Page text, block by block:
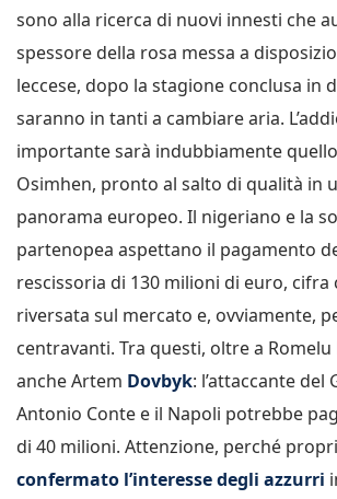
sono alla ricerca di nuovi innesti che
spessore della rosa messa a
leccese, dopo la stagione conclusa in
saranno in tanti a cambiare aria.
importante sarà indubbiamente
Osimhen, pronto al salto di qualità in
panorama europeo. Il nigeriano e la
partenopea aspettano il pagamento
rescissoria di 130 milioni di euro, cifra
riversata sul mercato e, ovviamente,
centravanti. Tra questi, oltre a Romelu
anche Artem Dovbyk: l’attaccante del
Antonio Conte e il Napoli potrebbe
di 40 milioni. Attenzione, perché
confermato l’interesse degli azzurri